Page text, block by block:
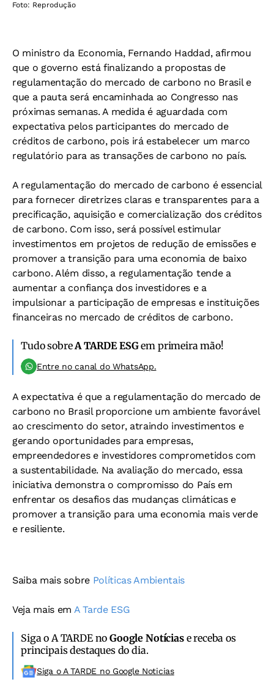
Foto: Reprodução
O ministro da Economia, Fernando Haddad, afirmou
que o governo está finalizando a propostas de
regulamentação do mercado de carbono no Brasil e
que a pauta será encaminhada ao Congresso nas
próximas semanas. A medida é aguardada com
expectativa pelos participantes do mercado de
créditos de carbono, pois irá estabelecer um marco
regulatório para as transações de carbono no país.
A regulamentação do mercado de carbono é essencial
para fornecer diretrizes claras e transparentes para a
precificação, aquisição e comercialização dos créditos
de carbono. Com isso, será possível estimular
investimentos em projetos de redução de emissões e
promover a transição para uma economia de baixo
carbono. Além disso, a regulamentação tende a
aumentar a confiança dos investidores e a
impulsionar a participação de empresas e instituições
financeiras no mercado de créditos de carbono.
Tudo sobreA TARDE ESGem primeira mão!
Entre no canal do WhatsApp.
A expectativa é que a regulamentação do mercado de
carbono no Brasil proporcione um ambiente favorável
ao crescimento do setor, atraindo investimentos e
gerando oportunidades para empresas,
empreendedores e investidores comprometidos com
a sustentabilidade. Na avaliação do mercado, essa
iniciativa demonstra o compromisso do País em
enfrentar os desafios das mudanças climáticas e
promover a transição para uma economia mais verde
e resiliente.
Saiba mais sobre Políticas Ambientais
Veja mais em A Tarde ESG
Siga o A TARDE noGoogle Notíciase receba os
principais destaques do dia.
Siga o A TARDE no Google Noticias